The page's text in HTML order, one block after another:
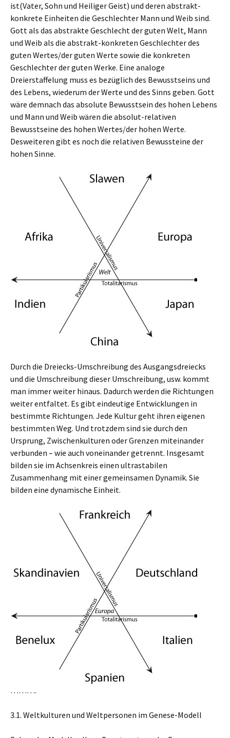
ist(Vater, Sohn und Heiliger Geist) und deren abstrakt-
konkrete Einheiten die Geschlechter Mann und Weib sind.
Gott als das abstrakte Geschlecht der guten Welt, Mann
und Weib als die abstrakt-konkreten Geschlechter des
guten Wertes/der guten Werte sowie die konkreten
Geschlechter der guten Werke. Eine analoge
Dreierstaffelung muss es bezüglich des Bewusstseins und
des Lebens, wiederum der Werte und des Sinns geben. Gott
wäre demnach das absolute Bewusstsein des hohen Lebens
und Mann und Weib wären die absolut-relativen
Bewusstseine des hohen Wertes/der hohen Werte.
Desweiteren gibt es noch die relativen Bewussteine der
hohen Sinne.
Durch die Dreiecks-Umschreibung des Ausgangsdreiecks
und die Umschreibung dieser Umschreibung, usw. kommt
man immer weiter hinaus. Dadurch werden die Richtungen
weiter entfaltet. Es gibt eindeutige Entwicklungen in
bestimmte Richtungen. Jede Kultur geht ihren eigenen
bestimmten Weg. Und trotzdem sind sie durch den
Ursprung, Zwischenkulturen oder Grenzen miteinander
verbunden – wie auch voneinander getrennt. Insgesamt
bilden sie im Achsenkreis einen ultrastabilen
Zusammenhang mit einer gemeinsamen Dynamik. Sie
bilden eine dynamische Einheit.
……….
3.1. Weltkulturen und Weltpersonen im Genese-Modell